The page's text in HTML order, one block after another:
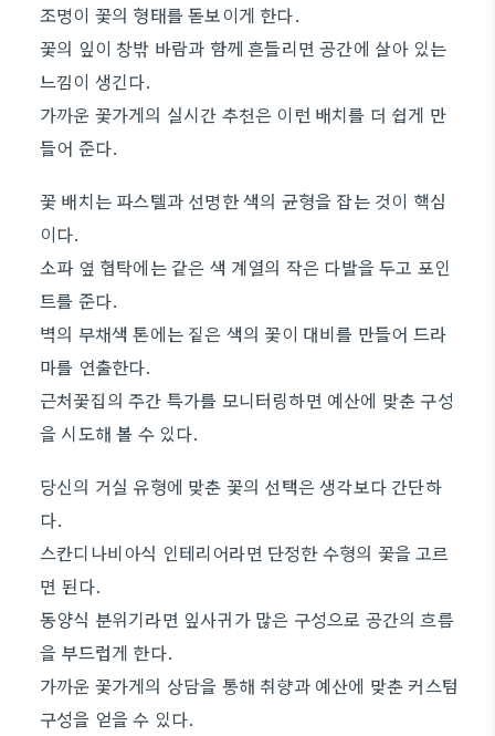
조명이 꽃의 형태를 돋보이게 한다.
꽃의 잎이 창밖 바람과 함께 흔들리면 공간에 살아 있는
느낌이 생긴다.
가까운 꽃가게의 실시간 추천은 이런 배치를 더 쉽게 만
들어 준다.
꽃 배치는 파스텔과 선명한 색의 균형을 잡는 것이 핵심
이다.
소파 옆 협탁에는 같은 색 계열의 작은 다발을 두고 포인
트를 준다.
벽의 무채색 톤에는 짙은 색의 꽃이 대비를 만들어 드라
마를 연출한다.
근처꽃집의 주간 특가를 모니터링하면 예산에 맞춘 구성
을 시도해 볼 수 있다.
당신의 거실 유형에 맞춘 꽃의 선택은 생각보다 간단하
다.
스칸디나비아식 인테리어라면 단정한 수형의 꽃을 고르
면 된다.
동양식 분위기라면 잎사귀가 많은 구성으로 공간의 흐름
을 부드럽게 한다.
가까운 꽃가게의 상담을 통해 취향과 예산에 맞춘 커스텀
구성을 얻을 수 있다.